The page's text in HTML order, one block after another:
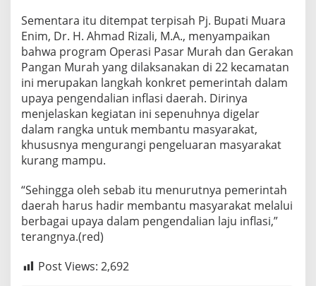
Sementara itu ditempat terpisah Pj. Bupati Muara
Enim, Dr. H. Ahmad Rizali, M.A., menyampaikan
bahwa program Operasi Pasar Murah dan Gerakan
Pangan Murah yang dilaksanakan di 22 kecamatan
ini merupakan langkah konkret pemerintah dalam
upaya pengendalian inflasi daerah. Dirinya
menjelaskan kegiatan ini sepenuhnya digelar
dalam rangka untuk membantu masyarakat,
khususnya mengurangi pengeluaran masyarakat
kurang mampu.
“Sehingga oleh sebab itu menurutnya pemerintah
daerah harus hadir membantu masyarakat melalui
berbagai upaya dalam pengendalian laju inflasi,”
terangnya.(red)
Post Views: 2,692